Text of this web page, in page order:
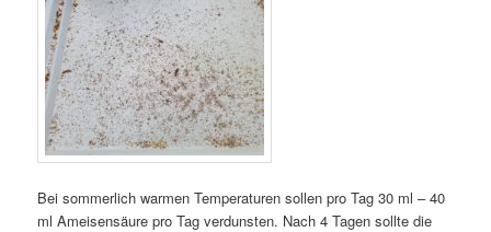
Bei sommerlich warmen Temperaturen sollen pro Tag 30 ml – 40
ml Ameisensäure pro Tag verdunsten. Nach 4 Tagen sollte die